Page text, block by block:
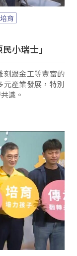
培育
小瑞士」
刻跟金工等豐富的
產業發展，特別
識。